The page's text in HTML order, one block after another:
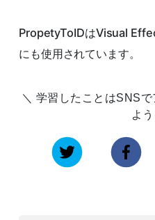
PropetyToIDはVisual
にも使用されています。
学習したことはSNS
よう